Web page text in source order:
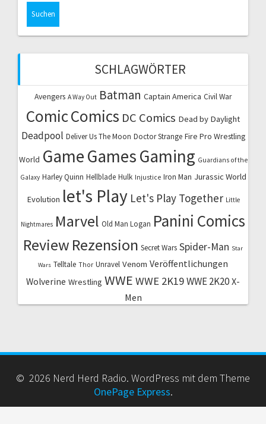
SCHLAGWÖRTER
Avengers A Way Out Batman Captain America Civil War
ComicComics DC Comics Dead by Daylight
Deadpool Deliver Us The Moon Doctor Strange Fire Pro Wrestling
World GameGamesGaming Guardians of the
Galaxy Harley Quinn Hellblade Hulk Injustice Iron Man Jurassic World
Evolution let's Play Let's Play Together Little
Nightmares Marvel Old Man Logan Panini Comics
Review Rezension Secret Wars Spider-Man Star
Wars Telltale Thor Unravel Venom Veröffentlichungen
Wolverine Wrestling WWE WWE 2K19WWE 2K20 X-
Men
© 2026 Nerd Herd Radio. WordPress mit dem Theme
OnePage Express.